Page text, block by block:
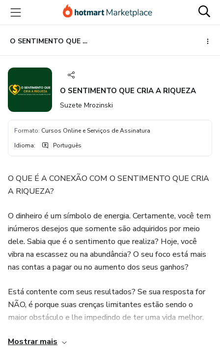
para
conteúdo
principal
para
pagamento
para
rodapé
O SENTIMENTO QUE CRIA A RIQUEZA
O SENTIMENTO QUE CRIA A RIQUEZA
Suzete Mrozinski
Formato: Cursos Online e Serviços de Assinatura
Idioma: Português
O QUE É A CONEXÃO COM O SENTIMENTO QUE CRIA
A RIQUEZA?
O dinheiro é um símbolo de energia. Certamente, você tem
inúmeros desejos que somente são adquiridos por meio
dele. Sabia que é o sentimento que realiza? Hoje, você
vibra na escassez ou na abundância? O seu foco está mais
nas contas a pagar ou no aumento dos seus ganhos?
Está contente com seus resultados? Se sua resposta for
NÃO, é porque suas crenças limitantes estão sendo o
maior obstáculo e lhe impedindo de ter uma vida melhor.
vibrar na abundância? Focar na solução e não no problema?
Mostrar mais